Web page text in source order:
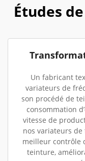
Études
Un fabricant
variateurs de
son procédé de
consommation
vitesse de
nos variateurs
meilleur contrôle
teinture,